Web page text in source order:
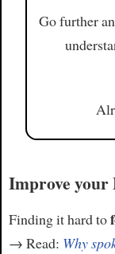
Go further
Improve your
Finding it hard to
→ Read: Why